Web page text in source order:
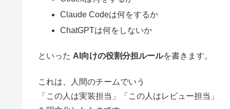
Claude Codeは何をするか
ChatGPTは何をしないか
といった AI向けの役割分担ルールを書きます。
これは、人間のチームでいう
「この人は実装担当」「この人はレビュー担当」